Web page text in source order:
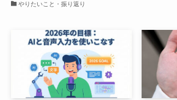
やりたいこと・振り返り